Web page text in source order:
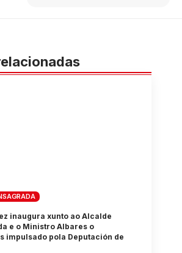
inaugura xunto ao Alcalde
e o Ministro Albares o
impulsado pola Deputación de